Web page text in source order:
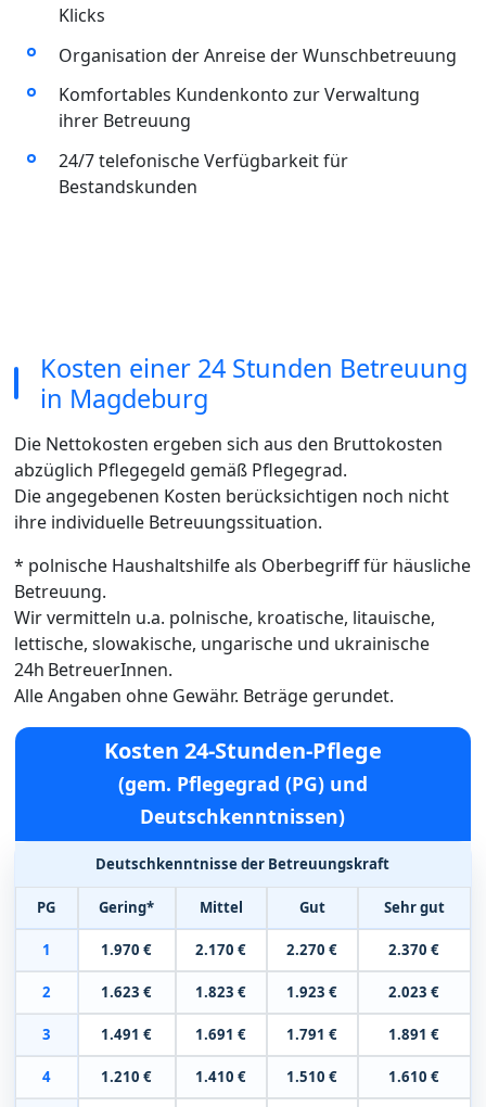
Klicks
Organisation der Anreise der Wunschbetreuung
Komfortables Kundenkonto zur Verwaltung
ihrer Betreuung
24/7 telefonische Verfügbarkeit für
Bestandskunden
Kosten einer 24 Stunden Betreuung
in Magdeburg
Die Nettokosten ergeben sich aus den Bruttokosten
abzüglich Pflegegeld gemäß Pflegegrad.
Die angegebenen Kosten berücksichtigen noch nicht
ihre individuelle Betreuungssituation.
* polnische Haushaltshilfe als Oberbegriff für häusliche
Betreuung.
Wir vermitteln u.a. polnische, kroatische, litauische,
lettische, slowakische, ungarische und ukrainische
24h BetreuerInnen.
Alle Angaben ohne Gewähr. Beträge gerundet.
Kosten 24-Stunden-Pflege
(gem. Pflegegrad (PG) und
Deutschkenntnissen)
Deutschkenntnisse der Betreuungskraft
PG Gering* Mittel Gut Sehr gut
1 1.970 € 2.170 € 2.270 € 2.370 €
2 1.623 € 1.823 € 1.923 € 2.023 €
3 1.491 € 1.691 € 1.791 € 1.891 €
4 1.210 € 1.410 € 1.510 € 1.610 €